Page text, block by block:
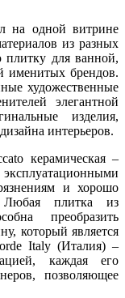
на одной витрине
из разных
для ванной,
именитых брендов.
художественные
элегантной
изделия,
интерьеров.
керамическая –
и хорошо
Любая плитка из
преобразить
который является
Italy (Италия) –
каждая его
позволяющее